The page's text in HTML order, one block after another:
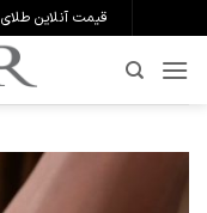
to
content
قیمت آنلاین طلای ۱۸ عیار: